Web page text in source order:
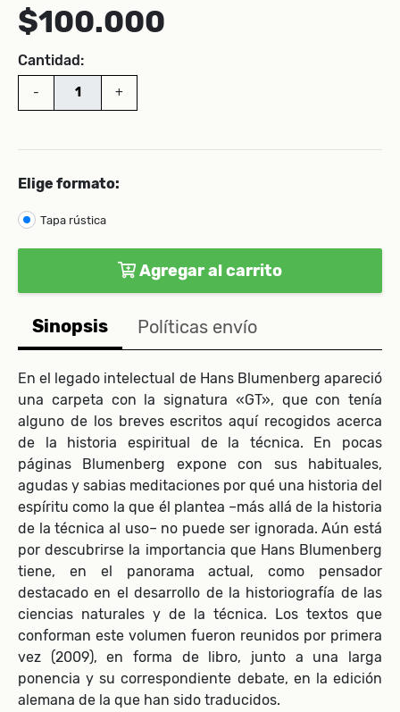
$100.000
Cantidad:
- +
Elige formato:
Tapa rústica
Agregar al carrito
Sinopsis Políticas envío
En el legado intelectual de Hans Blumenberg apareció
una carpeta con la signatura «GT», que con tenía
alguno de los breves escritos aquí recogidos acerca
de la historia espiritual de la técnica. En pocas
páginas Blumenberg expone con sus habituales,
agudas y sabias meditaciones por qué una historia del
espíritu como la que él plantea –más allá de la historia
de la técnica al uso– no puede ser ignorada. Aún está
por descubrirse la importancia que Hans Blumenberg
tiene, en el panorama actual, como pensador
destacado en el desarrollo de la historiografía de las
ciencias naturales y de la técnica. Los textos que
conforman este volumen fueron reunidos por primera
vez (2009), en forma de libro, junto a una larga
ponencia y su correspondiente debate, en la edición
alemana de la que han sido traducidos.